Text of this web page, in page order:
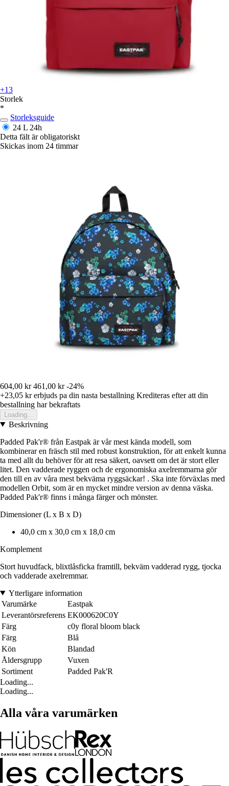
+13
Storlek
*
Storleksguide
24 L 24h
Detta fält är obligatoriskt
Skickas inom 24 timmar
604,00 kr 461,00 kr -24%
+23,05 krerbjuds pa din nasta bestallning Krediteras efter att din
bestallning har bekraftats
Loading...
Beskrivning
Padded Pak'r® från Eastpak är vår mest kända modell, som
kombinerar en fräsch stil med robust konstruktion, för att enkelt kunna
ta med allt du behöver för att resa säkert, oavsett om det är stort eller
litet. Den vadderade ryggen och de ergonomiska axelremmarna gör
den till en av våra mest bekväma ryggsäckar! . Ska inte förväxlas med
modellen Orbit, som är en mycket mindre version av denna väska.
Padded Pak'r® finns i många färger och mönster.
Dimensioner (L x B x D)
40,0 cm x 30,0 cm x 18,0 cm
Komplement
Stort huvudfack, blixtlåsficka framtill, bekväm vadderad rygg, tjocka
och vadderade axelremmar.
Ytterligare information
Varumärke
Eastpak
Leverantörsreferens EK000620C0Y
Färg
c0y floral bloom black
Färg
Blå
Kön
Blandad
Åldersgrupp
Vuxen
Sortiment
Padded Pak'R
Loading...
Loading...
Alla våra varumärken